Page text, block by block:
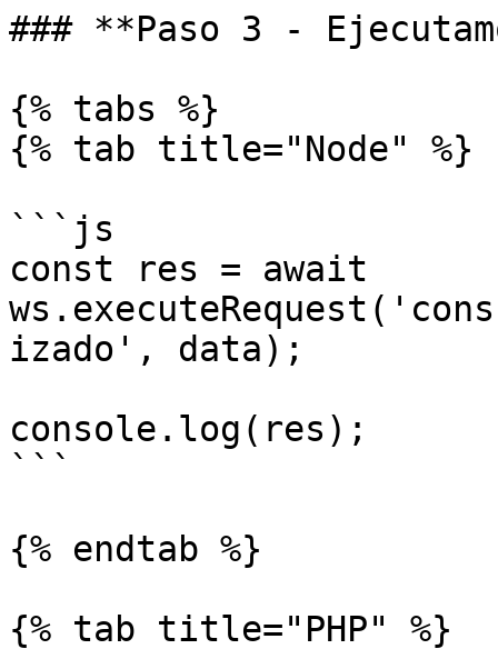
### **Paso 3 -
{% tabs %}
{% tab title="Node" %}
```js
const res = await
izado', data);
console.log(res);
```
{% endtab %}
{% tab title="PHP" %}